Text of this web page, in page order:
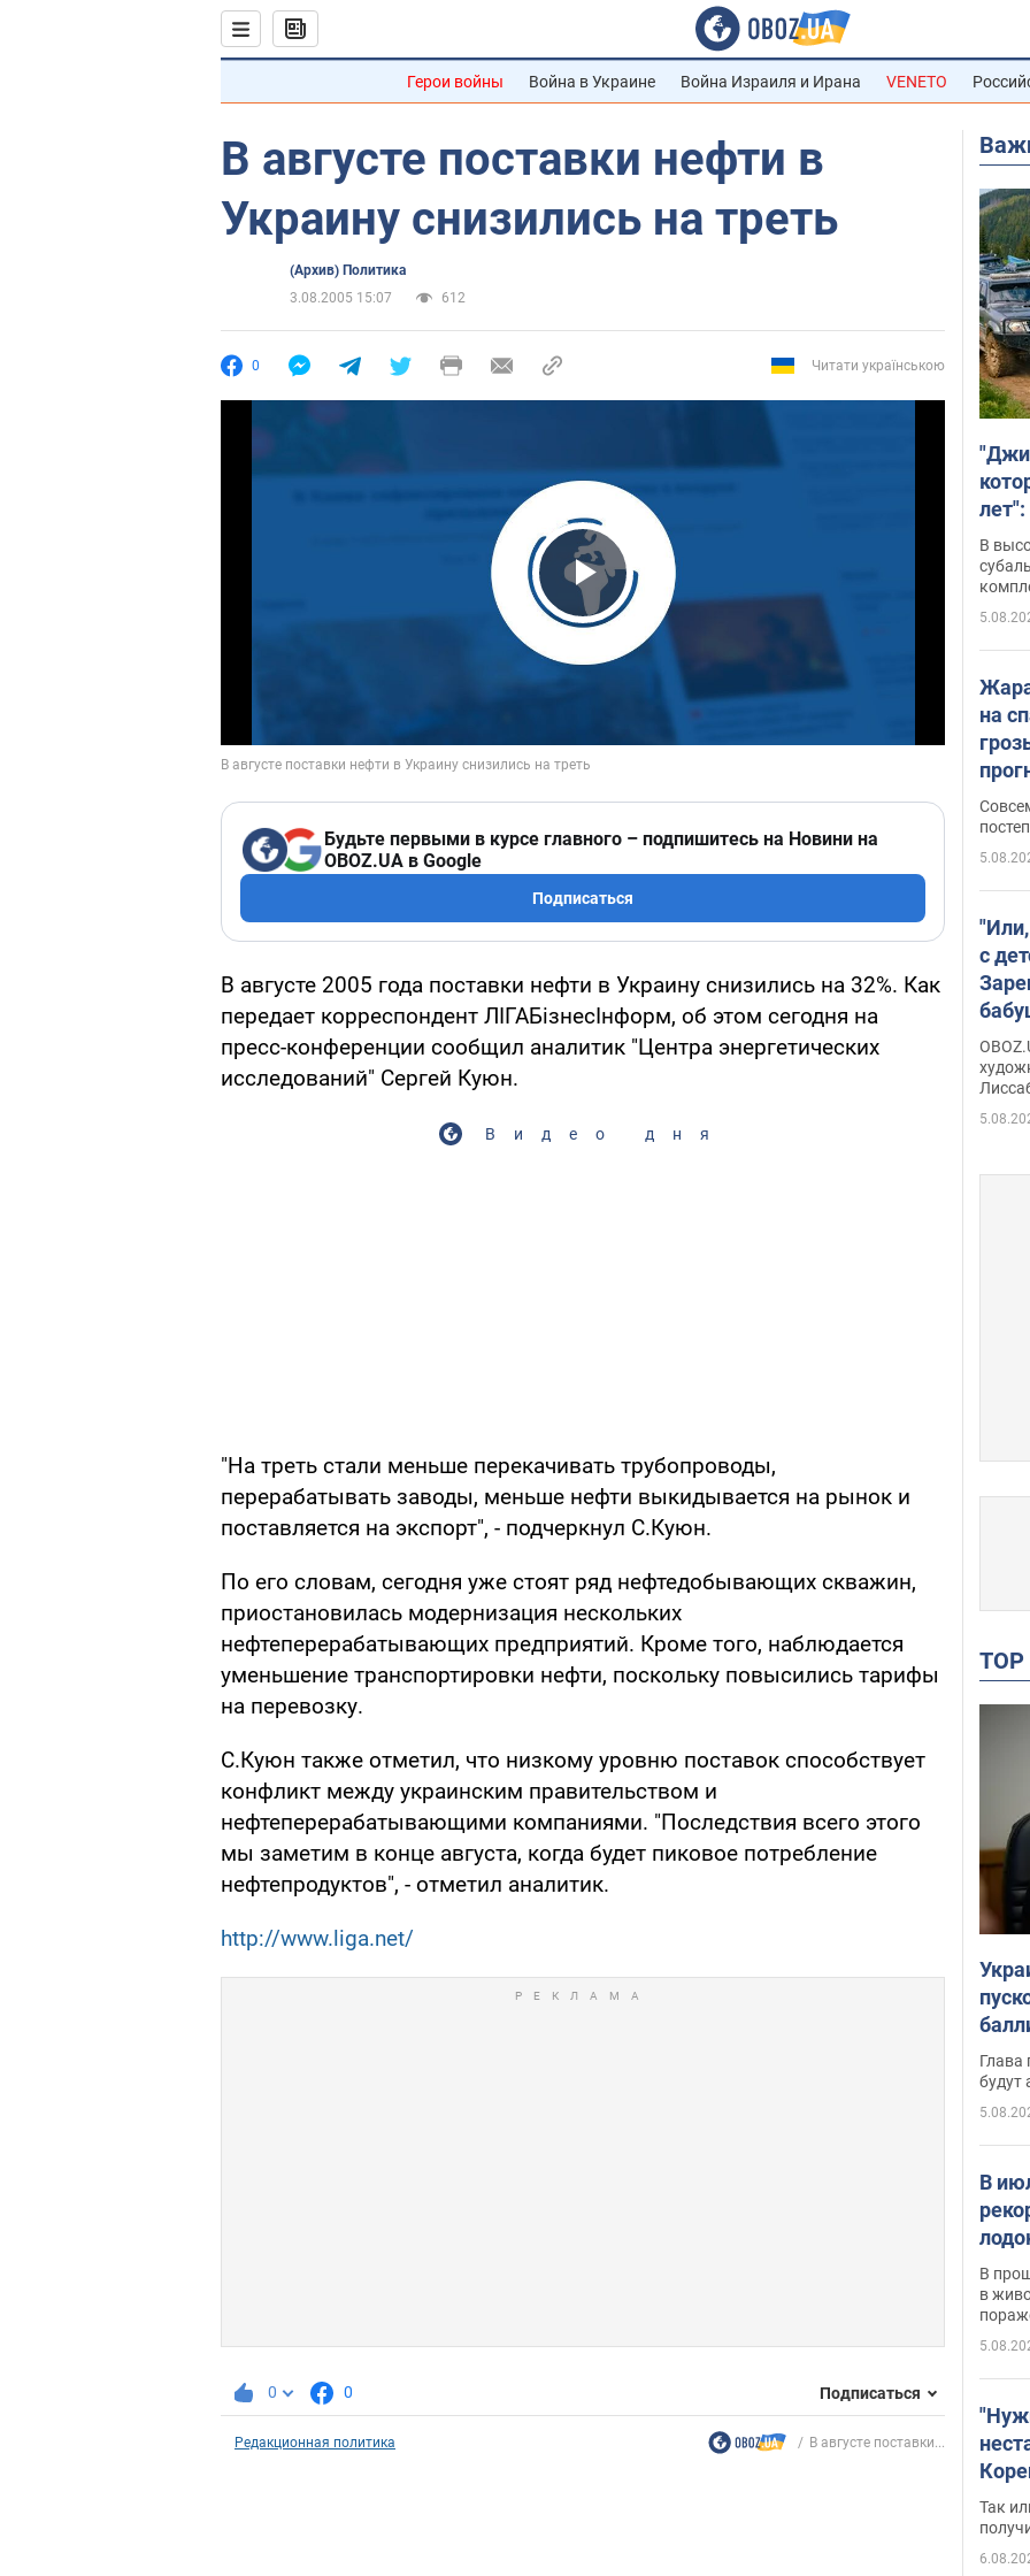
Герои войны Война в Украине Война Израиля и Ирана VENETO
В августе поставки нефти в
Украину снизились на треть
(Архив) Политика
3.08.2005 15:07
612
0 Читати українською
Play Video
Будьте первыми в курсе главного – подпишитесь на Новини на
OBOZ.UA в Google
Подписаться
В августе 2005 года поставки нефти в Украину снизились на 32%. Как
передает корреспондент ЛІГАБізнесІнформ, об этом сегодня на
пресс-конференции сообщил аналитик "Центра энергетических
исследований" Сергей Куюн.
Видео дня
"На треть стали меньше перекачивать трубопроводы,
перерабатывать заводы, меньше нефти выкидывается на рынок и
поставляется на экспорт", - подчеркнул С.Куюн.
По его словам, сегодня уже стоят ряд нефтедобывающих скважин,
приостановилась модернизация нескольких
нефтеперерабатывающих предприятий. Кроме того, наблюдается
уменьшение транспортировки нефти, поскольку повысились тарифы
на перевозку.
С.Куюн также отметил, что низкому уровню поставок способствует
конфликт между украинским правительством и
нефтеперерабатывающими компаниями. "Последствия всего этого
мы заметим в конце августа, когда будет пиковое потребление
нефтепродуктов", - отметил аналитик.
http://www.liga.net/
0 0 Подписаться
Редакционная политика В августе поставки...
В
на
с
сына
Глава
будут
В
В
в
Так